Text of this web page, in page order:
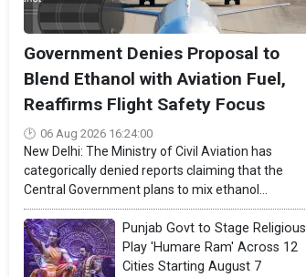
Government Denies Proposal to
Blend Ethanol with Aviation Fuel,
Reaffirms Flight Safety Focus
06 Aug 2026 16:24:00
New Delhi: The Ministry of Civil Aviation has
categorically denied reports claiming that the
Central Government plans to mix ethanol...
Punjab Govt to Stage Religious
Play 'Humare Ram' Across 12
Cities Starting August 7